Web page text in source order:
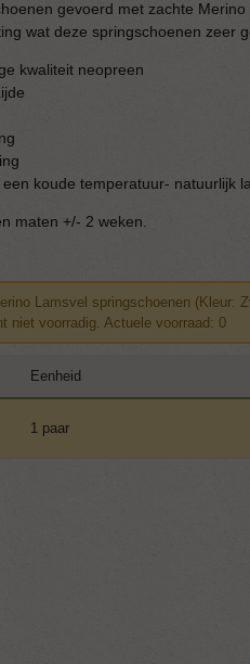
gevoerd met zachte
wat deze springschoenen zeer
kwaliteit neopreen
koude temperatuur- natuurlijk
maten +/- 2 weken.
Lamsvel springschoenen (Kleur:
niet voorradig. Actuele voorraad: 0
Eenheid
1 paar